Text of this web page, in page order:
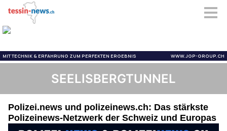
SEELISBERGTUNNEL
Polizei.news und polizeinews.ch: Das stärkste
Polizeinews-Netzwerk der Schweiz und Europas